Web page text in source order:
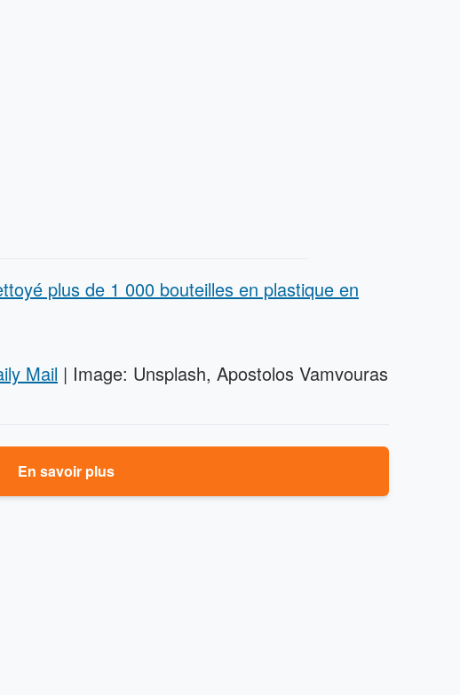
plus de 1 000 bouteilles en plastique en
Mail | Image: Unsplash, Apostolos Vamvouras
En savoir plus